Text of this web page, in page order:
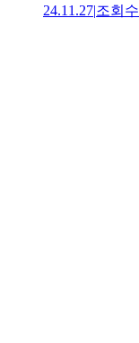
24.11.27|조회수